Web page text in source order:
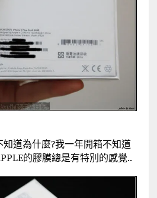
道為什麼?我一年開箱不知道
的膠膜總是有特別的感覺..